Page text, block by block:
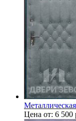
Цена от: 6 500